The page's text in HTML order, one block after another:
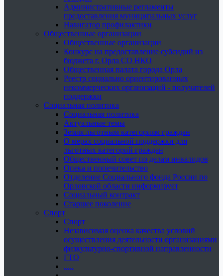
Административные регламенты
предоставления муниципальных услуг
Навигатор профилактики
Общественные организации
Общественные организации
Конкурс на предоставление субсидий из
бюджета г. Орла СО НКО
Общественная палата города Орла
Реестр социально ориентированных
некоммерческих организаций - получателей
поддержки
Социальная политика
Социальная политика
Актуальные темы
Земля льготным категориям граждан
О мерах социальной поддержки для
льготных категорий граждан
Общественный совет по делам инвалидов
Опека и попечительство
Отделение Социального фонда России по
Орловской области информирует
Социальный контракт
Старшее поколение
Спорт
Спорт
Независимая оценка качества условий
осуществления деятельности организациями
физкультурно-спортивной направленности
ГТО
.....